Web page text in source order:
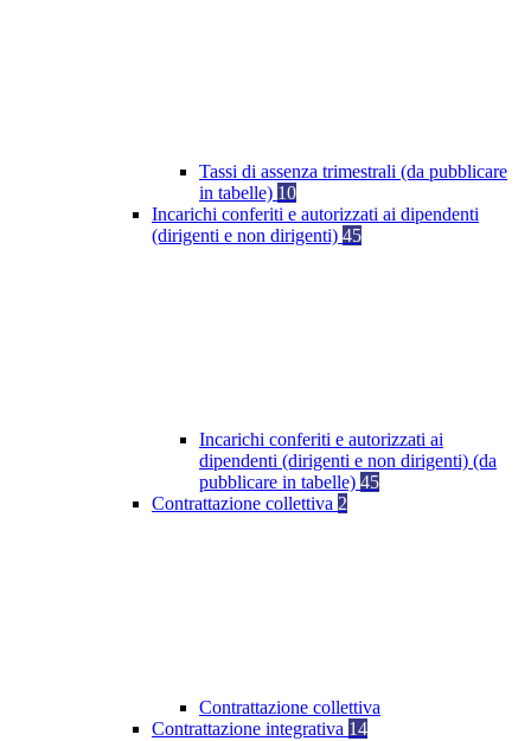
Tassi di assenza trimestrali (da pubblicare
in tabelle) 10
Incarichi conferiti e autorizzati ai dipendenti
(dirigenti e non dirigenti) 45
Incarichi conferiti e autorizzati ai
dipendenti (dirigenti e non dirigenti) (da
pubblicare in tabelle) 45
Contrattazione collettiva 2
Contrattazione collettiva
Contrattazione integrativa 14